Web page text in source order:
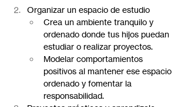
Organizar un espacio de estudio
Crea un ambiente tranquilo y
ordenado donde tus hijos puedan
estudiar o realizar proyectos.
Modelar comportamientos
positivos al mantener ese espacio
ordenado y fomentar la
responsabilidad.